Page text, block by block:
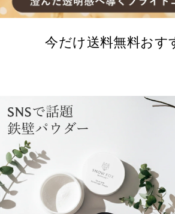
今だけ送料無料おす